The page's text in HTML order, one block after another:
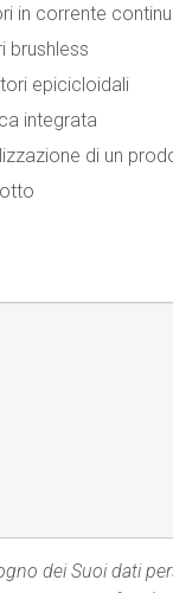
in corrente
brushless
epicicloidali
integrata
di un
dei Suoi dati